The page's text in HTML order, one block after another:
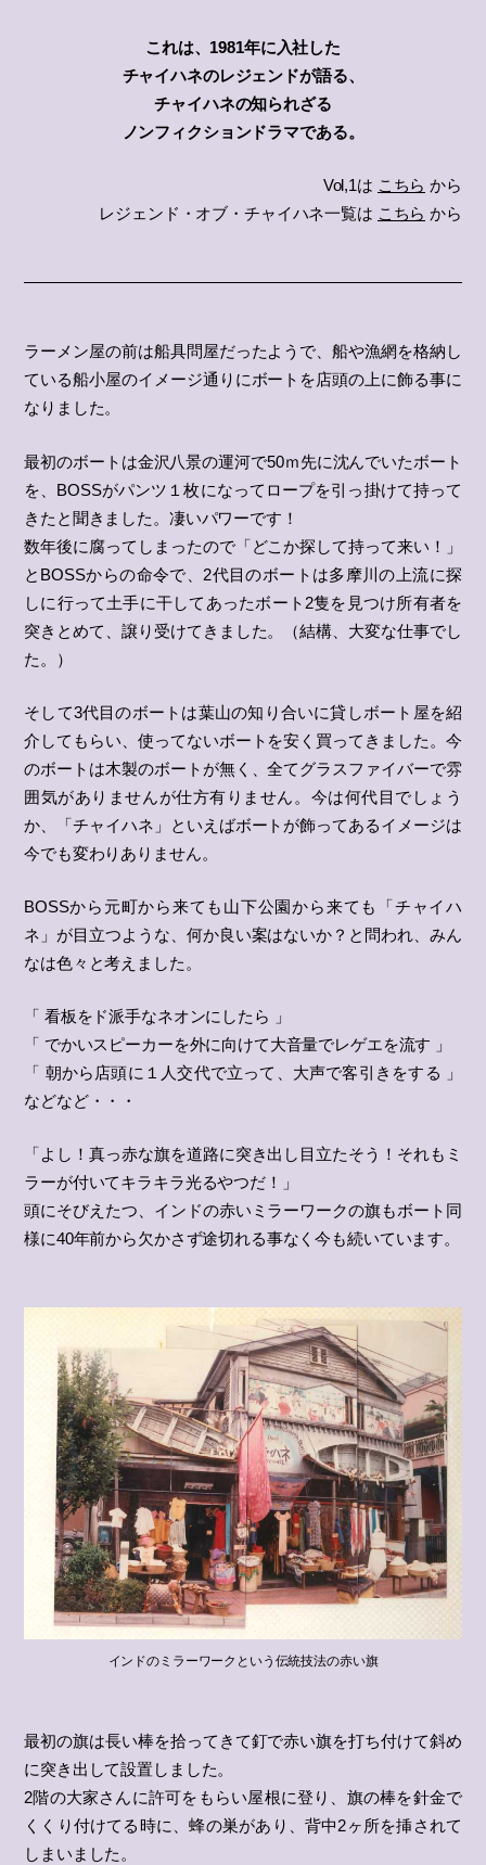
これは、1981年に入社した
チャイハネのレジェンドが語る、
チャイハネの知られざる
ノンフィクションドラマである。
Vol,1は こちら から
レジェンド・オブ・チャイハネ一覧は こちら から
ラーメン屋の前は船具問屋だったようで、船や漁網を格納し
ている船小屋のイメージ通りにボートを店頭の上に飾る事に
なりました。
最初のボートは金沢八景の運河で50ｍ先に沈んでいたボート
を、BOSSがパンツ１枚になってロープを引っ掛けて持って
きたと聞きました。凄いパワーです！
数年後に腐ってしまったので「どこか探して持って来い！」
とBOSSからの命令で、2代目のボートは多摩川の上流に探
しに行って土手に干してあったボート2隻を見つけ所有者を
突きとめて、譲り受けてきました。（結構、大変な仕事でし
た。）
そして3代目のボートは葉山の知り合いに貸しボート屋を紹
介してもらい、使ってないボートを安く買ってきました。今
のボートは木製のボートが無く、全てグラスファイバーで雰
囲気がありませんが仕方有りません。今は何代目でしょう
か、「チャイハネ」といえばボートが飾ってあるイメージは
今でも変わりありません。
BOSSから元町から来ても山下公園から来ても「チャイハ
ネ」が目立つような、何か良い案はないか？と問われ、みん
なは色々と考えました。
「 看板をド派手なネオンにしたら 」
「 でかいスピーカーを外に向けて大音量でレゲエを流す 」
「 朝から店頭に１人交代で立って、大声で客引きをする 」
などなど・・・
「よし！真っ赤な旗を道路に突き出し目立たそう！それもミ
ラーが付いてキラキラ光るやつだ！」
頭にそびえたつ、インドの赤いミラーワークの旗もボート同
様に40年前から欠かさず途切れる事なく今も続いています。
インドのミラーワークという伝統技法の赤い旗
最初の旗は長い棒を拾ってきて釘で赤い旗を打ち付けて斜め
に突き出して設置しました。
2階の大家さんに許可をもらい屋根に登り、旗の棒を針金で
くくり付けてる時に、蜂の巣があり、背中2ヶ所を挿されて
しまいました。